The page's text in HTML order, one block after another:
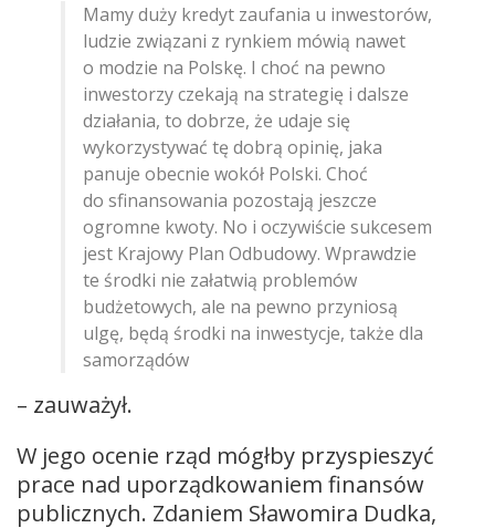
Mamy duży kredyt zaufania u inwestorów,
ludzie związani z rynkiem mówią nawet
o modzie na Polskę. I choć na pewno
inwestorzy czekają na strategię i dalsze
działania, to dobrze, że udaje się
wykorzystywać tę dobrą opinię, jaka
panuje obecnie wokół Polski. Choć
do sfinansowania pozostają jeszcze
ogromne kwoty. No i oczywiście sukcesem
jest Krajowy Plan Odbudowy. Wprawdzie
te środki nie załatwią problemów
budżetowych, ale na pewno przyniosą
ulgę, będą środki na inwestycje, także dla
samorządów
– zauważył.
W jego ocenie rząd mógłby przyspieszyć
prace nad uporządkowaniem finansów
publicznych. Zdaniem Sławomira Dudka,